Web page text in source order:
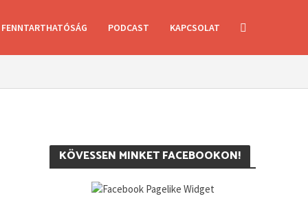
FENNTARTHATÓSÁG PODCAST KAPCSOLAT
KÖVESSEN MINKET FACEBOOKON!